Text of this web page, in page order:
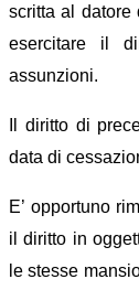
scritta al datore
esercitare il
assunzioni.
Il diritto di
data di
E’ opportuno
il diritto in
le stesse